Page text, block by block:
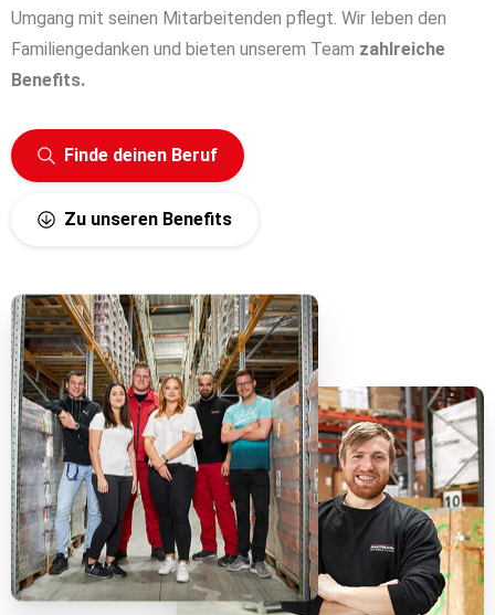
Umgang mit seinen Mitarbeitenden pflegt. Wir leben den
Familiengedanken und bieten unserem Team zahlreiche
Benefits.
Finde deinen Beruf
Zu unseren Benefits